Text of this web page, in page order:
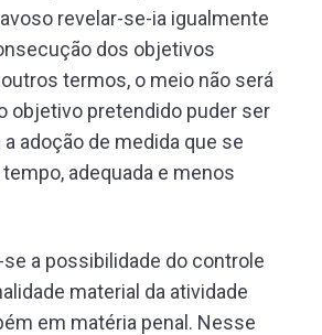
revelar-se-ia igualmente
dos objetivos
termos, o meio não será
objetivo pretendido puder ser
adoção de medida que se
adequada e menos
a possibilidade do controle
material da atividade
em matéria penal. Nesse